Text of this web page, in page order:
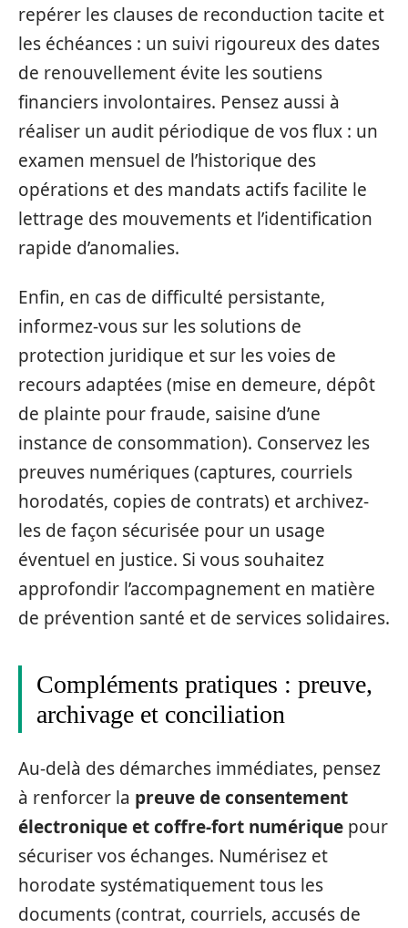
repérer les clauses de reconduction tacite et
les échéances : un suivi rigoureux des dates
de renouvellement évite les soutiens
financiers involontaires. Pensez aussi à
réaliser un audit périodique de vos flux : un
examen mensuel de l’historique des
opérations et des mandats actifs facilite le
lettrage des mouvements et l’identification
rapide d’anomalies.
Enfin, en cas de difficulté persistante,
informez-vous sur les solutions de
protection juridique et sur les voies de
recours adaptées (mise en demeure, dépôt
de plainte pour fraude, saisine d’une
instance de consommation). Conservez les
preuves numériques (captures, courriels
horodatés, copies de contrats) et archivez-
les de façon sécurisée pour un usage
éventuel en justice. Si vous souhaitez
approfondir l’accompagnement en matière
de prévention santé et de services solidaires.
Compléments pratiques : preuve,
archivage et conciliation
Au-delà des démarches immédiates, pensez
à renforcer la preuve de consentement
électronique et coffre-fort numérique pour
sécuriser vos échanges. Numérisez et
horodate systématiquement tous les
documents (contrat, courriels, accusés de